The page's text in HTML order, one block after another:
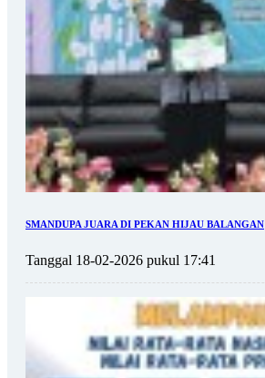
SMANDUPA JUARA DI PEKAN HIJAU BALANGAN
Tanggal 18-02-2026 pukul 17:41